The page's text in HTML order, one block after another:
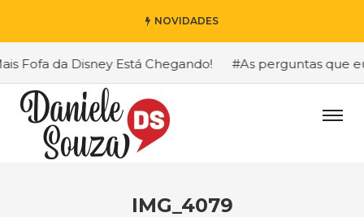
NOVIDADES
da Disney Está Chegando! #As perguntas que eu
IMG_4079